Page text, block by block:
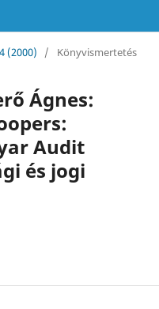
(2000) / Könyvismertetés
Ágnes:
Audit
és jogi